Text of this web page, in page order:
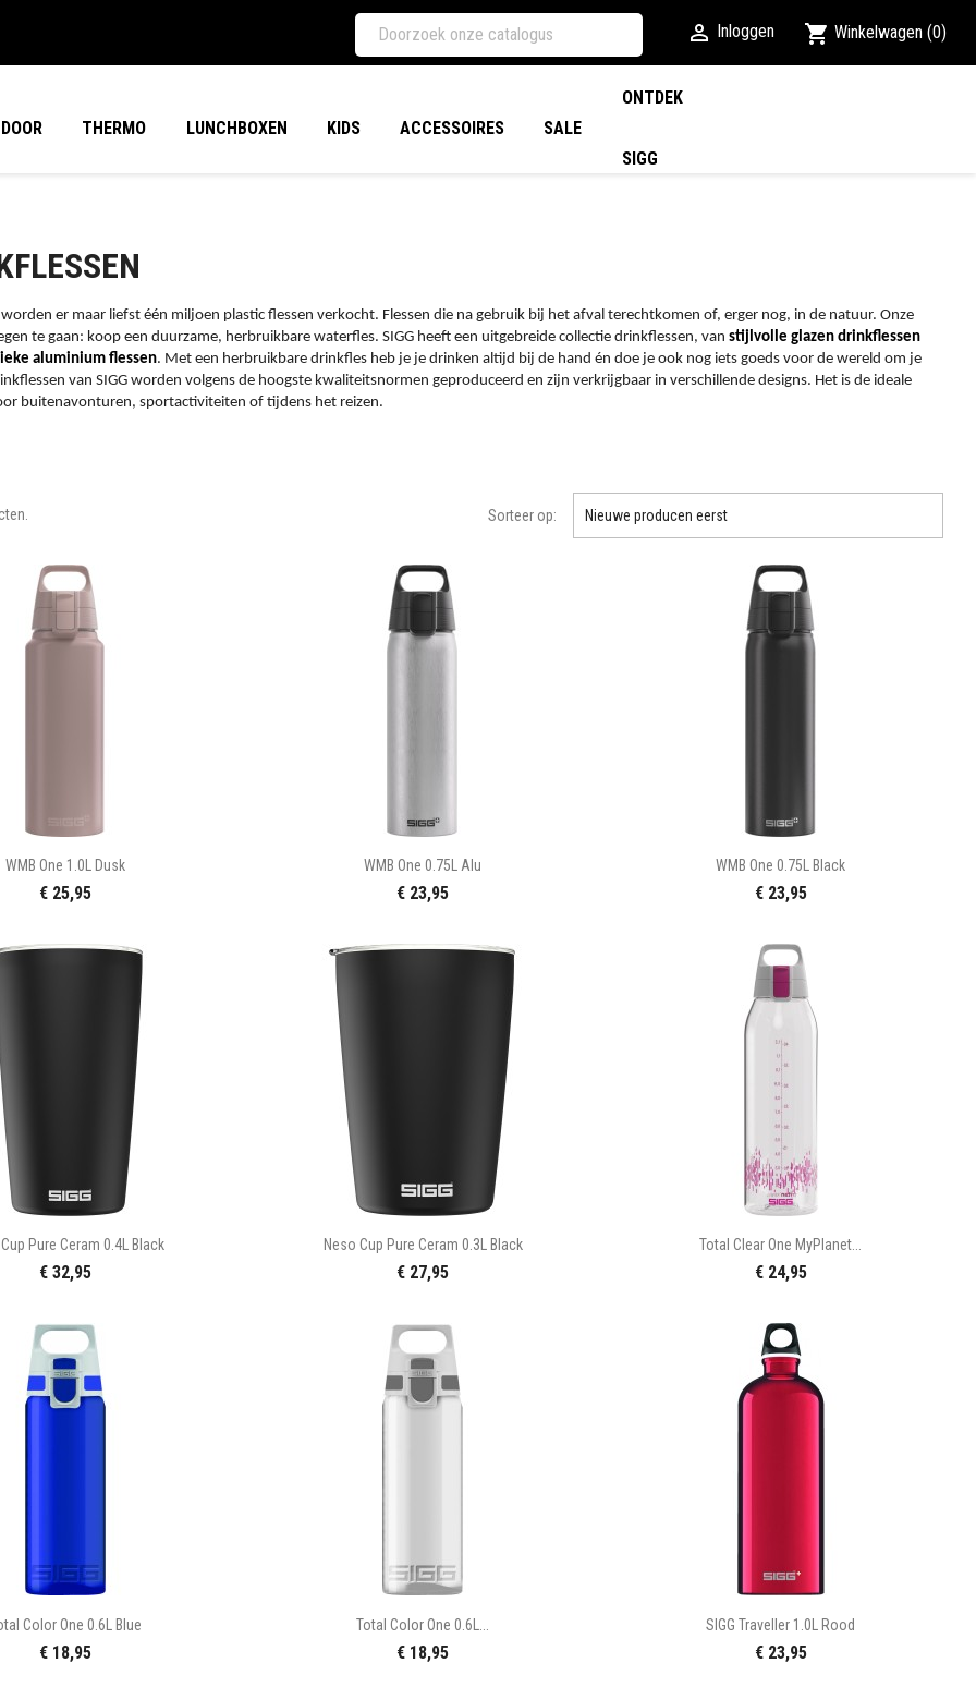
 Inloggen shopping_cart Winkelwagen (0)
THERMO LUNCHBOXEN KIDS ACCESSOIRES SALE
ONTDEK
SIGG
er maar liefst één miljoen plastic flessen verkocht. Flessen die na gebruik bij het afval terechtkomen of, erger nog, in de natuur. Onze
te gaan: koop een duurzame, herbruikbare waterfles. SIGG heeft een uitgebreide collectie drinkflessen, van stijlvolle glazen drinkflessen
aluminium flessen. Met een herbruikbare drinkfles heb je je drinken altijd bij de hand én doe je ook nog iets goeds voor de wereld om je
van SIGG worden volgens de hoogste kwaliteitsnormen geproduceerd en zijn verkrijgbaar in verschillende designs. Het is de ideale
buitenavonturen, sportactiviteiten of tijdens het reizen.
Sorteer op: Nieuwe producen eerst
Snel bekijken
WMB One 1.0L Dusk
€ 25,95
Snel bekijken
WMB One 0.75L Alu
€ 23,95
Snel bekijken
WMB One 0.75L Black
€ 23,95
 Snel bekijken
Pure Ceram 0.4L Black
€ 32,95
 Snel bekijken
Neso Cup Pure Ceram 0.3L Black
€ 27,95
Snel bekijken
Total Clear One MyPlanet...
€ 24,95
Snel bekijken
Color One 0.6L Blue
€ 18,95
Snel bekijken
Total Color One 0.6L...
€ 18,95
Snel bekijken
SIGG Traveller 1.0L Rood
€ 23,95